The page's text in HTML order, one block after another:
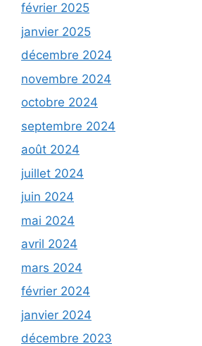
février 2025
janvier 2025
décembre 2024
novembre 2024
octobre 2024
septembre 2024
août 2024
juillet 2024
juin 2024
mai 2024
avril 2024
mars 2024
février 2024
janvier 2024
décembre 2023